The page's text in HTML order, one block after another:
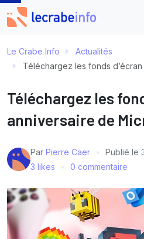
Le Crabe Info
Actualités
Téléchargez les fonds d’écran
Téléchargez les
anniversaire de
Par Pierre Caer Publié le
3 likes
0 commentaire